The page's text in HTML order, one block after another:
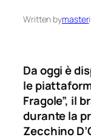
Written bymaster
Da oggi è
le
Fragole”, il
durante la
Zecchino